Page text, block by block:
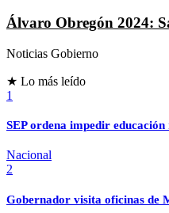
Álvaro Obregón 2024:
Noticias Gobierno
★ Lo más leído
1
SEP ordena impedir
Nacional
2
Gobernador visita oficinas de